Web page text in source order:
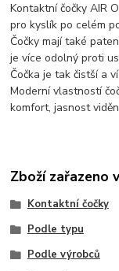
Kontaktní čočky AIR
pro kyslík po celém
Čočky mají také
je více odolný proti
Čočka je tak čistší a
Moderní vlastností
komfort, jasnost
Zboží zařazeno
Kontaktní čočky
Podle typu
Podle výrobců